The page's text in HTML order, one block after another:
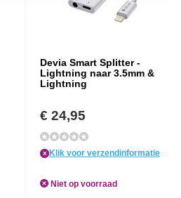
Devia Smart Splitter -
Lightning naar 3.5mm &
Lightning
€ 24,95
x Klik voor verzendinformatie
Niet op voorraad